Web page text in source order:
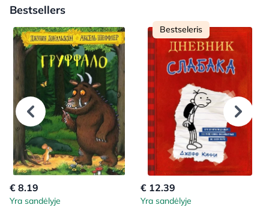
Bestsellers
€ 8.19
Yra sandėlyje
Bestseleris
€ 12.39
Yra sandėlyje